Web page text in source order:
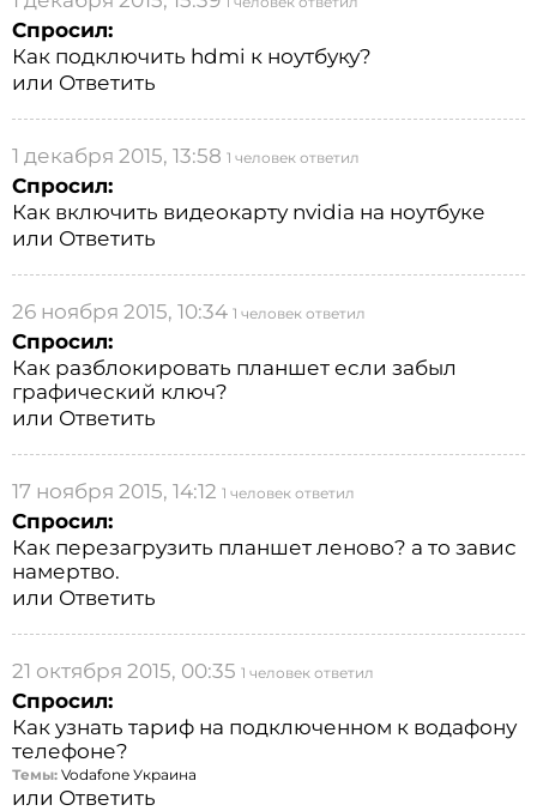
Спросил:
Как подключить hdmi к ноутбуку?
или Ответить
1 декабря 2015, 13:58 1 человек ответил
Спросил:
Как включить видеокарту nvidia на ноутбуке
или Ответить
26 ноября 2015, 10:34 1 человек ответил
Спросил:
Как разблокировать планшет если забыл
графический ключ?
или Ответить
17 ноября 2015, 14:12 1 человек ответил
Спросил:
Как перезагрузить планшет леново? а то завис
намертво.
или Ответить
21 октября 2015, 00:35 1 человек ответил
Спросил:
Как узнать тариф на подключенном к водафону
телефоне?
Темы: Vodafone Украина
или Ответить